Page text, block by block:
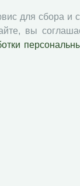
для сбора и
вы